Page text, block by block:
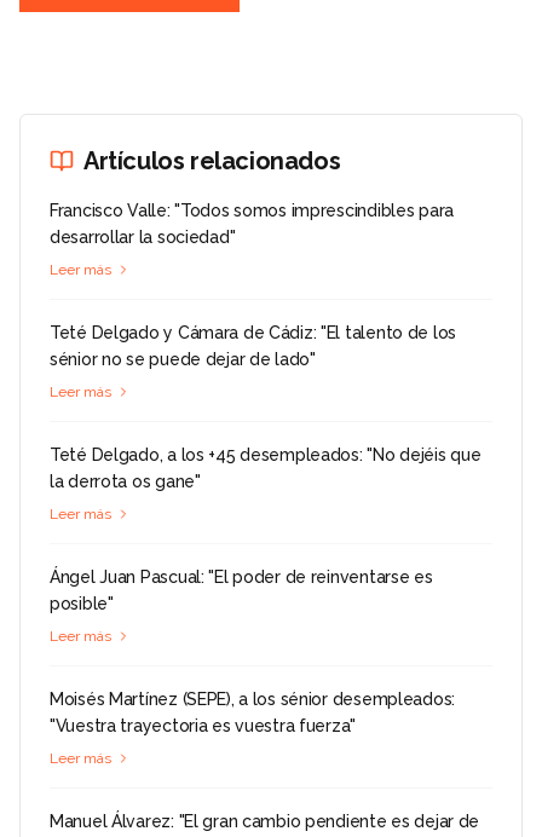
Artículos relacionados
Francisco Valle: "Todos somos imprescindibles para
desarrollar la sociedad"
Leer más
Teté Delgado y Cámara de Cádiz: "El talento de los
sénior no se puede dejar de lado"
Leer más
Teté Delgado, a los +45 desempleados: "No dejéis que
la derrota os gane"
Leer más
Ángel Juan Pascual: "El poder de reinventarse es
posible"
Leer más
Moisés Martínez (SEPE), a los sénior desempleados:
"Vuestra trayectoria es vuestra fuerza"
Leer más
Manuel Álvarez: "El gran cambio pendiente es dejar de